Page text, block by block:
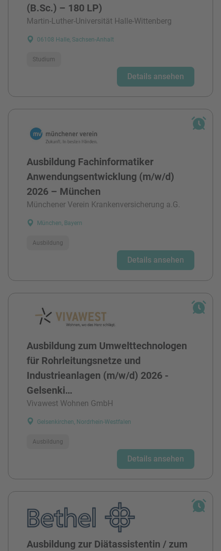
(B.Sc.) – 180 LP)
Martin-Luther-Universität Halle-Wittenberg
06108 Halle, Sachsen-Anhalt
Studium
Details ansehen
Ausbildung Fachinformatiker
Anwendungsentwicklung (m/w/d)
2026 – München
Münchener Verein Krankenversicherung a.G.
München, Bayern
Ausbildung
Details ansehen
Ausbildung zum Umwelttechnologen
für Rohrleitungsnetze und
Industrieanlagen (m/w/d) 2026 -
Gelsenki…
Vivawest Wohnen GmbH
Gelsenkirchen, Nordrhein-Westfalen
Ausbildung
Details ansehen
Ausbildung zur Diätassistentin / zum